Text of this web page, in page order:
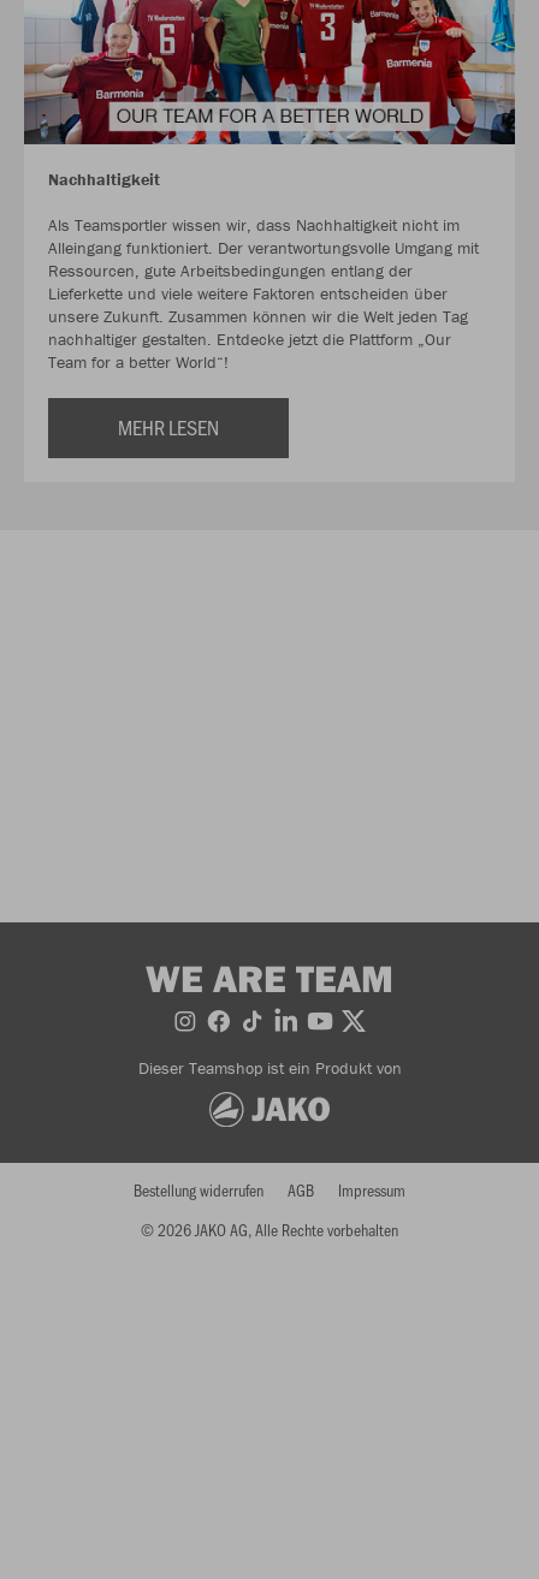
Nachhaltigkeit
Als Teamsportler wissen wir, dass Nachhaltigkeit nicht im
Alleingang funktioniert. Der verantwortungsvolle Umgang mit
Ressourcen, gute Arbeitsbedingungen entlang der
Lieferkette und viele weitere Faktoren entscheiden über
unsere Zukunft. Zusammen können wir die Welt jeden Tag
nachhaltiger gestalten. Entdecke jetzt die Plattform „Our
Team for a better World“!
MEHR LESEN
WE ARE TEAM
Dieser Teamshop ist ein Produkt von
© 2026 JAKO AG, Alle Rechte vorbehalten
Bestellung widerrufen AGB Impressum